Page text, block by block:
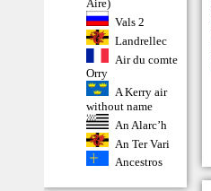
Aire)
Vals 2
Landrellec
Air du comte
Orry
A Kerry air
without name
An Alarc’h
An Ter Vari
Ancestros